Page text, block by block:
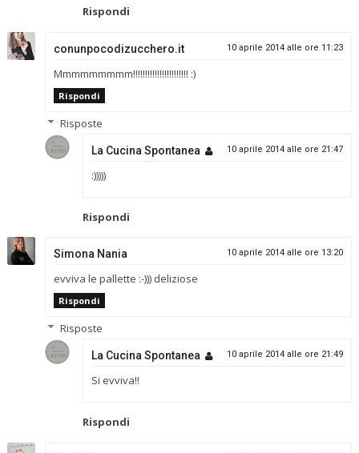
Rispondi
conunpocodizucchero.it 10 aprile 2014 alle ore 11:23
Mmmmmmmmm!!!!!!!!!!!!!!!!!!!!!!! :)
Rispondi
Risposte
La Cucina Spontanea 10 aprile 2014 alle ore 21:47
:)))))
Rispondi
Simona Nania 10 aprile 2014 alle ore 13:20
evviva le pallette :-))) deliziose
Rispondi
Risposte
La Cucina Spontanea 10 aprile 2014 alle ore 21:49
Si evviva!!
Rispondi